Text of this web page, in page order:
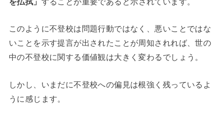
このように不登校は問題行動ではなく、悪いことではな
いことを示す提言が出されたことが周知されれば、世の
中の不登校に関する価値観は大きく変わるでしょう。
しかし、いまだに不登校への偏見は根強く残っているよ
うに感じます。